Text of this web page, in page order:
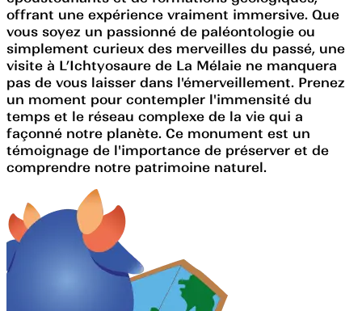
offrant une expérience vraiment immersive. Que
vous soyez un passionné de paléontologie ou
simplement curieux des merveilles du passé, une
visite à L’Ichtyosaure de La Mélaie ne manquera
pas de vous laisser dans l'émerveillement. Prenez
un moment pour contempler l'immensité du
temps et le réseau complexe de la vie qui a
façonné notre planète. Ce monument est un
témoignage de l'importance de préserver et de
comprendre notre patrimoine naturel.